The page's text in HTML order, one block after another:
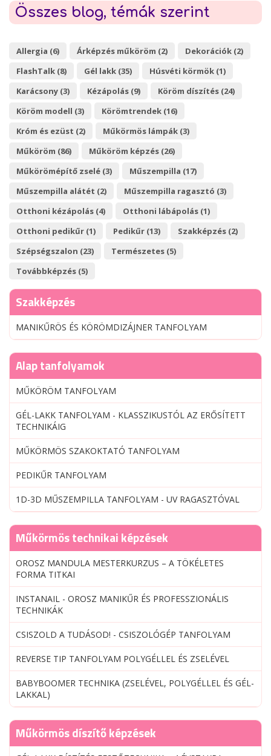
Összes blog, témák szerint
Allergia (6) Árképzés műköröm (2)
Dekorációk (2)
FlashTalk (8)
Gél lakk (35)
Húsvéti körmök (1)
Karácsony (3)
Kézápolás (9)
Köröm díszítés (24)
Köröm modell (3)
Körömtrendek (16)
Króm és ezüst (2)
Műkörmös lámpák (3)
Műköröm (86)
Műköröm képzés (26)
Műkörömépítő zselé (3)
Műszempilla (17)
Műszempilla alátét (2)
Műszempilla ragasztó (3)
Otthoni kézápolás (4)
Otthoni lábápolás (1)
Otthoni pedikűr (1)
Pedikűr (13)
Szakképzés (2)
Szépségszalon (23)
Természetes (5)
Továbbképzés (5)
Szakképzés
MANIKŰRÖS ÉS KÖRÖMDIZÁJNER TANFOLYAM
Alap tanfolyamok
MŰKÖRÖM TANFOLYAM
GÉL-LAKK TANFOLYAM - KLASSZIKUSTÓL AZ ERŐSÍTETT
TECHNIKÁIG
MŰKÖRMÖS SZAKOKTATÓ TANFOLYAM
PEDIKŰR TANFOLYAM
1D-3D MŰSZEMPILLA TANFOLYAM - UV RAGASZTÓVAL
Műkörmös technikai képzések
OROSZ MANDULA MESTERKURZUS – A TÖKÉLETES
FORMA TITKAI
INSTANAIL - OROSZ MANIKŰR ÉS PROFESSZIONÁLIS
TECHNIKÁK
CSISZOLD A TUDÁSOD! - CSISZOLÓGÉP TANFOLYAM
REVERSE TIP TANFOLYAM POLYGÉLLEL ÉS ZSELÉVEL
BABYBOOMER TECHNIKA (ZSELÉVEL, POLYGÉLLEL ÉS GÉL-
LAKKAL)
Műkörmös díszítő képzések